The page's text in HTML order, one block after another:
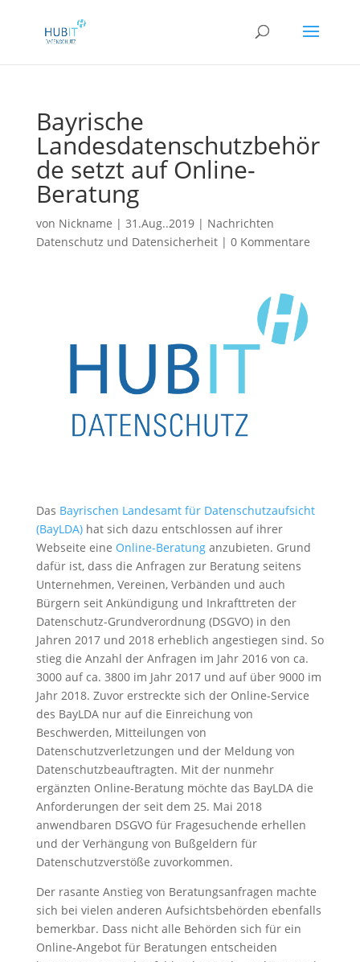
Bayrische
Landesdatenschutzbehör
de setzt auf Online-
Beratung
von Nickname | 31.Aug..2019| Nachrichten
Datenschutz und Datensicherheit| 0 Kommentare
Das Bayrischen Landesamt für Datenschutzaufsicht
(BayLDA)hat sich dazu entschlossen auf ihrer
Webseite eine Online-Beratunganzubieten. Grund
dafür ist, dass die Anfragen zur Beratung seitens
Unternehmen, Vereinen, Verbänden und auch
Bürgern seit Ankündigung und Inkrafttreten der
Datenschutz-Grundverordnung (DSGVO) in den
Jahren 2017 und 2018 erheblich angestiegen sind. So
stieg die Anzahl der Anfragen im Jahr 2016 von ca.
3000 auf ca. 3800 im Jahr 2017 und auf über 9000 im
Jahr 2018. Zuvor erstreckte sich der Online-Service
des BayLDA nur auf die Einreichung von
Beschwerden, Mitteilungen von
Datenschutzverletzungen und der Meldung von
Datenschutzbeauftragten. Mit der nunmehr
ergänzten Online-Beratung möchte das BayLDA die
Anforderungen der seit dem 25. Mai 2018
anwendbaren DSGVO für Fragesuchende erhellen
und der Verhängung von Bußgeldern für
Datenschutzverstöße zuvorkommen.
Der rasante Anstieg von Beratungsanfragen machte
sich bei vielen anderen Aufsichtsbehörden ebenfalls
bemerkbar. Dass nicht alle Behörden sich für ein
Online-Angebot für Beratungen entscheiden